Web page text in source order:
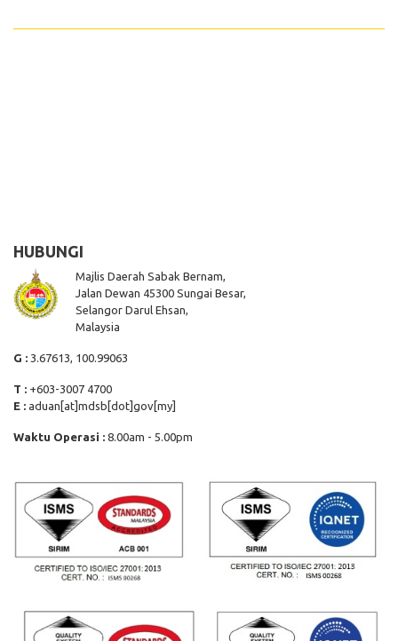
HUBUNGI
Majlis Daerah Sabak Bernam,
Jalan Dewan 45300 Sungai Besar,
Selangor Darul Ehsan,
Malaysia
G : 3.67613, 100.99063
T : +603-3007 4700
E : aduan[at]mdsb[dot]gov[my]
Waktu Operasi : 8.00am - 5.00pm